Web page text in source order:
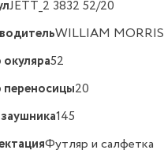
JETT_2 3832 52/20
WILLIAM MORRIS
окуляра52
переносицы20
145
Футляр и салфетка